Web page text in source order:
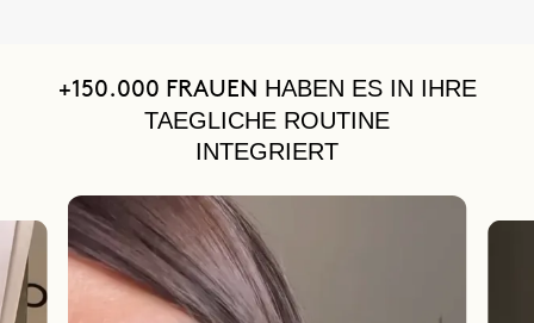
+150.000 FRAUEN HABEN ES IN IHRE
TAEGLICHE ROUTINE
INTEGRIERT